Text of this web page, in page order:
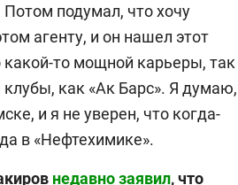
подумал, что хочу
агенту, и он нашел этот
то мощной карьеры, так
клубы, как «Ак Барс». Я думаю,
и я не уверен, что когда-
в «Нефтехимике».
недавно заявил, что